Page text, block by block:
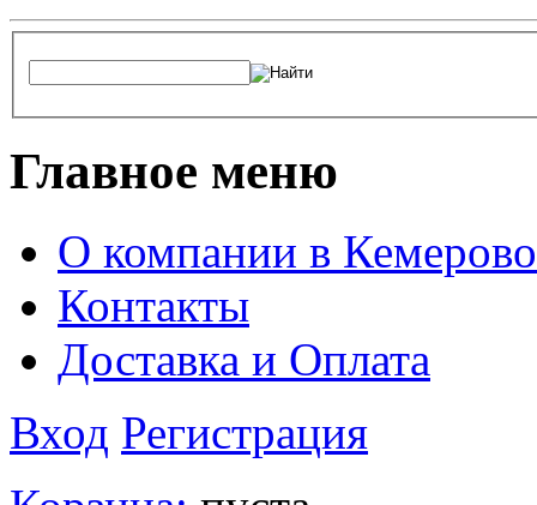
Главное меню
О компании в Кемерово
Контакты
Доставка и Оплата
Вход Регистрация